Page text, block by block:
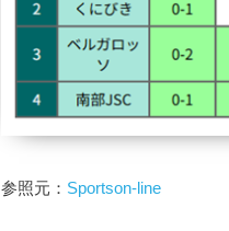
参照元： Sportson-line